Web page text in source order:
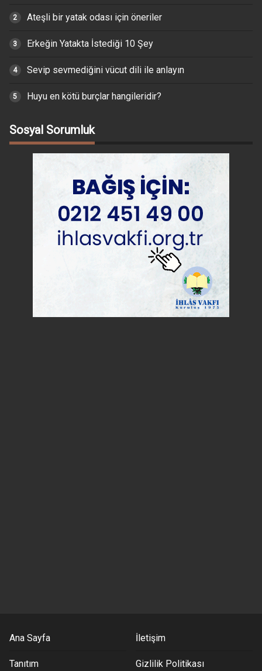
Ateşli bir yatak odası için öneriler
Erkeğin Yatakta İstediği 10 Şey
Sevip sevmediğini vücut dili ile anlayın
Huyu en kötü burçlar hangileridir?
Sosyal Sorumluk
Ana Sayfa İletişim
Tanıtım Gizlilik Politikası